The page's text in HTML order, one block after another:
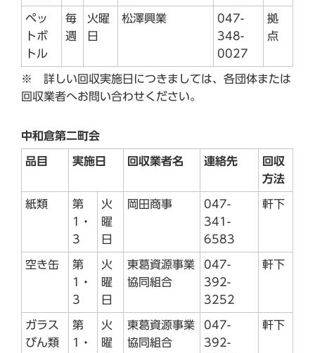
ペッ
トボ
トル
毎
週
火曜
日
松澤興業
047-
348-
0027
拠
点
※ 詳しい回収実施日につきましては、各団体または
回収業者へお問い合わせください。
中和倉第二町会
品目 実施日 回収業者名 連絡先
回収
方法
紙類
第
1・
3
火
曜
日
岡田商事
047-
341-
6583
軒下
空き缶
第
1・
3
火
曜
日
東葛資源事業
協同組合
047-
392-
3252
軒下
ガラス
びん類
第
1・
火
曜
東葛資源事業
協同組合
047-
392-
軒下